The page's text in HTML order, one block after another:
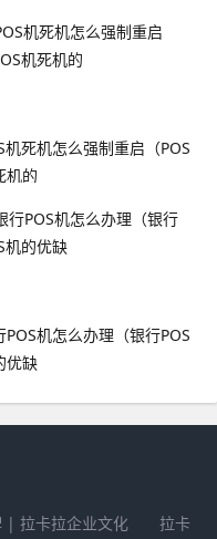
机死机怎么强制重启（POS
机的
POS机怎么办理（银行POS
优缺
| 拉卡拉企业文化 拉卡